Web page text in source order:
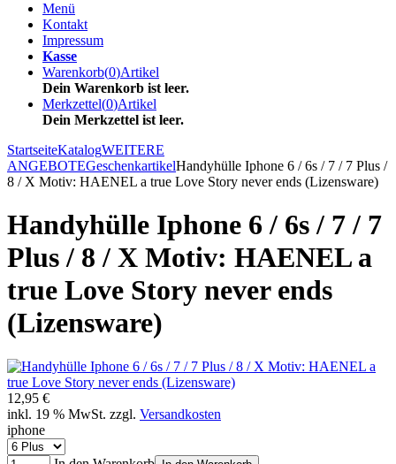
Menü
Kontakt
Impressum
Kasse
Warenkorb(0)Artikel
Dein Warenkorb ist leer.
Merkzettel(0)Artikel
Dein Merkzettel ist leer.
StartseiteKatalogWEITERE
ANGEBOTEGeschenkartikelHandyhülle Iphone 6 / 6s / 7 / 7 Plus /
8 / X Motiv: HAENEL a true Love Story never ends (Lizensware)
Handyhülle Iphone 6 / 6s / 7 / 7
Plus / 8 / X Motiv: HAENEL a
true Love Story never ends
(Lizensware)
12,95 €
inkl. 19 % MwSt. zzgl. Versandkosten
iphone